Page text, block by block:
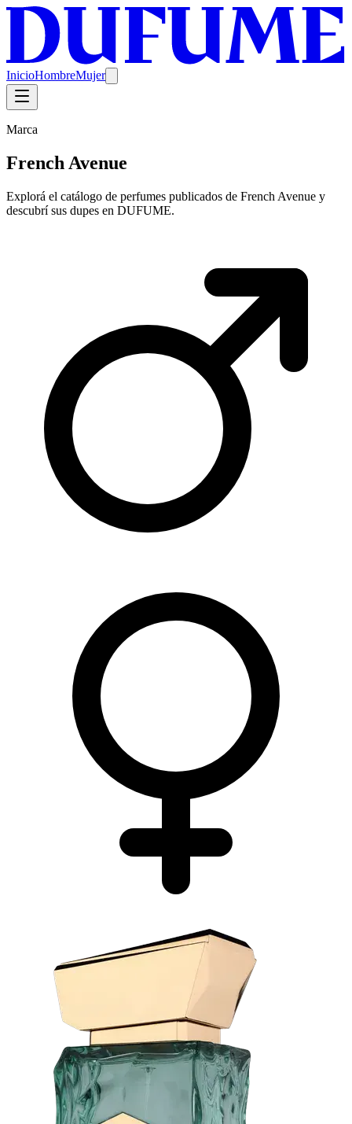
InicioHombreMujer
Marca
French Avenue
Explorá el catálogo de perfumes publicados de French Avenue y
descubrí sus dupes en DUFUME.